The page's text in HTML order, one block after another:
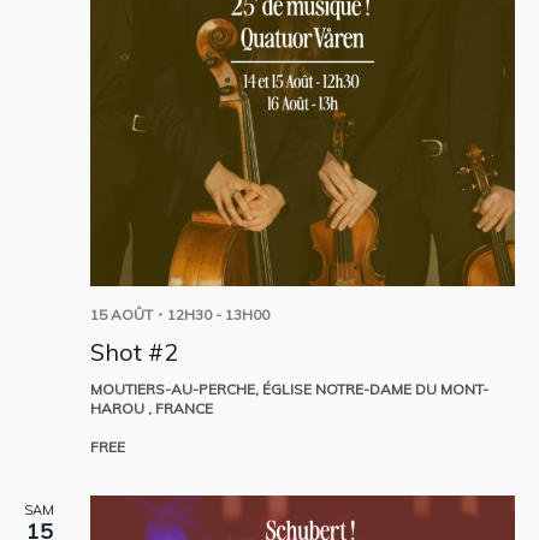
15 AOÛT・12H30- 13H00
Shot #2
MOUTIERS-AU-PERCHE, ÉGLISE NOTRE-DAME DU MONT-
HAROU , FRANCE
FREE
SAM
15